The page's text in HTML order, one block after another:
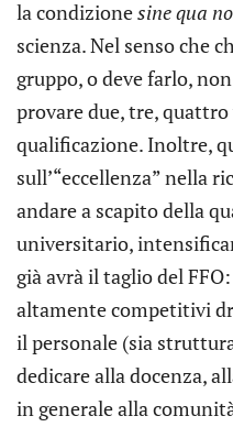
la condizionesine qua
scienza. Nel senso che
gruppo, o deve farlo,
provare due, tre,
qualificazione. Inoltre,
sull’“eccellenza” nella
andare a scapito della
universitario,
già avrà il taglio del
altamente competitivi
il personale (sia
dedicare alla docenza,
in generale alla